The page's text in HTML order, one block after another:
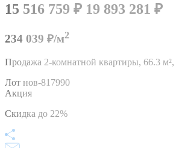
15 516 759 ₽ 19 893 281 ₽
234 039 ₽/м2
Продажа 2-комнатной квартиры, 66.3 м²,
Лот нов-817990
Акция
Скидка до 22%